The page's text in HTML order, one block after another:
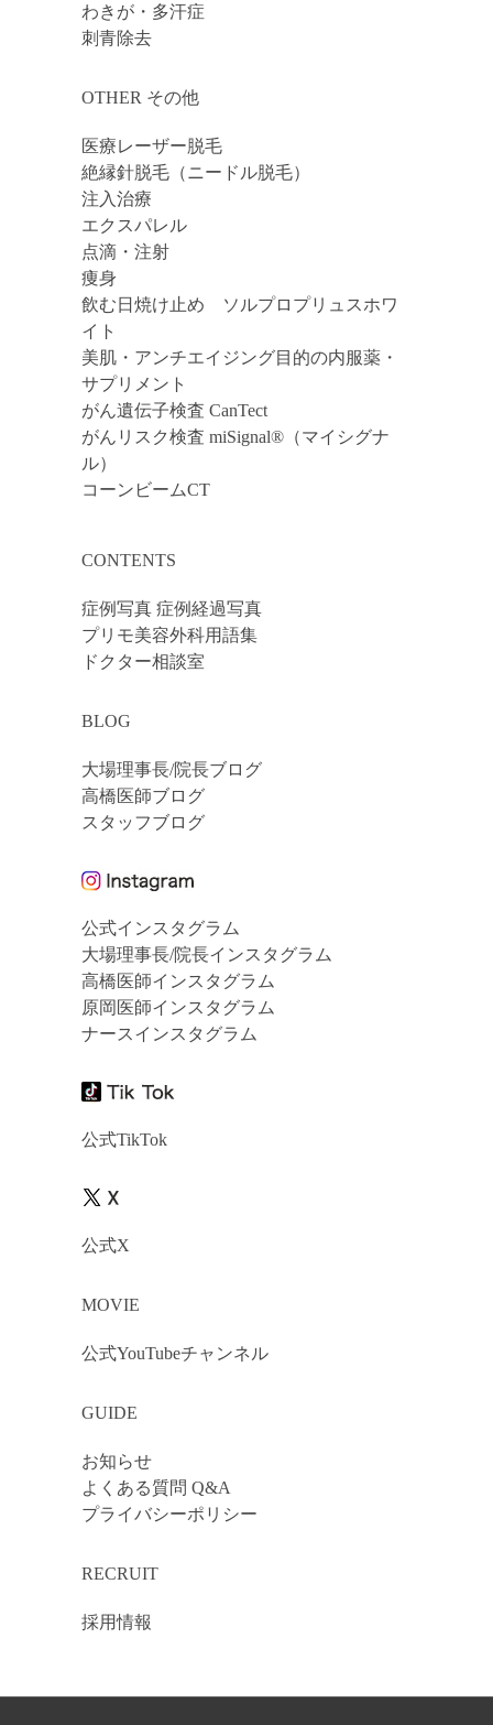
わきが・多汗症
刺青除去
OTHER その他
医療レーザー脱毛
絶縁針脱毛（ニードル脱毛）
注入治療
エクスパレル
点滴・注射
痩身
飲む日焼け止め ソルプロプリュスホワ
イト
美肌・アンチエイジング目的の内服薬・
サプリメント
がん遺伝子検査 CanTect
がんリスク検査 miSignal®（マイシグナ
ル）
コーンビームCT
CONTENTS
症例写真 症例経過写真
プリモ美容外科用語集
ドクター相談室
BLOG
大場理事長/院長ブログ
高橋医師ブログ
スタッフブログ
公式インスタグラム
大場理事長/院長インスタグラム
高橋医師インスタグラム
原岡医師インスタグラム
ナースインスタグラム
公式TikTok
公式X
MOVIE
公式YouTubeチャンネル
GUIDE
お知らせ
よくある質問 Q&A
プライバシーポリシー
RECRUIT
採用情報